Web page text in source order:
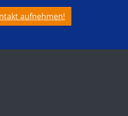
aufnehmen!